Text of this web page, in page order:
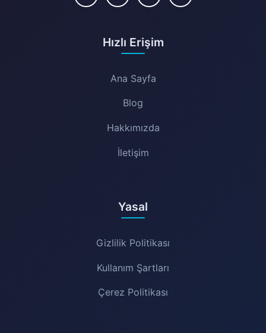
Hızlı Erişim
Ana Sayfa
Blog
Hakkımızda
İletişim
Yasal
Gizlilik Politikası
Kullanım Şartları
Çerez Politikası